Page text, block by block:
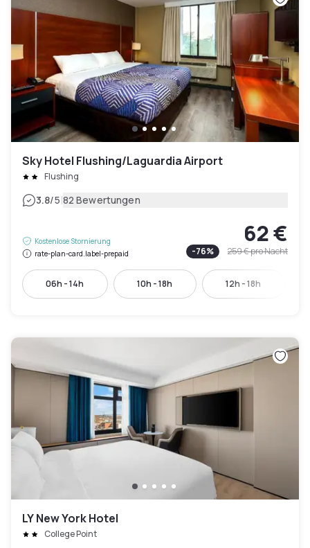
Sky Hotel Flushing/Laguardia Airport
Flushing
3.8/5|82 Bewertungen
Kostenlose Stornierung
rate-plan-card.label-prepaid
62 €
-76% 259 €pro Nacht
06h - 14h 10h - 18h 12h - 18h
LY New York Hotel
College Point